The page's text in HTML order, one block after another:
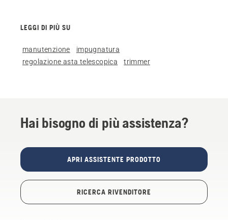
LEGGI DI PIÙ SU
manutenzione
impugnatura
regolazione asta telescopica
trimmer
Hai bisogno di più assistenza?
APRI ASSISTENTE PRODOTTO
RICERCA RIVENDITORE